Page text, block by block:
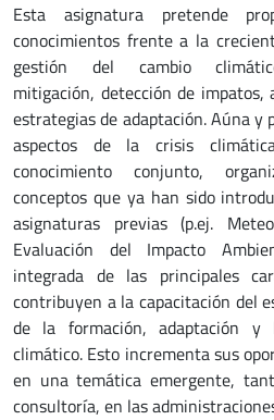
Esta asignatura pretende
conocimientos frente a la
gestión del cambio
mitigación, detección de
estrategias de adaptación. Aúna
aspectos de la crisis
conocimiento conjunto,
conceptos que ya han sido
asignaturas previas (p.ej.
Evaluación del Impacto
integrada de las principales
contribuyen a la capacitación del
de la formación, adaptación y
climático. Esto incrementa sus
en una temática emergente,
consultoría, en las